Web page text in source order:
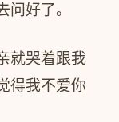
好了。
就哭着跟我
得我不爱你